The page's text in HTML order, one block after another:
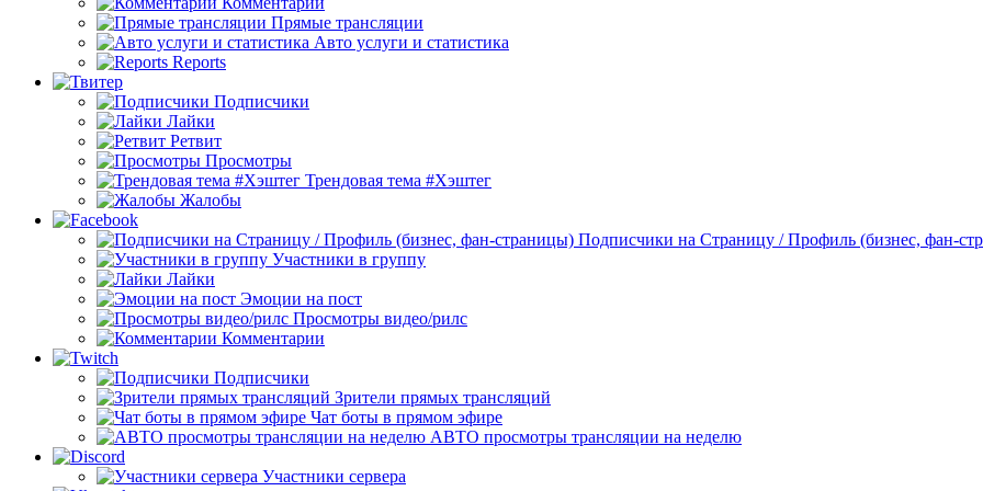
Прямые трансляции
Авто услуги и статистика
Reports
Подписчики
Лайки
Ретвит
Просмотры
Трендовая тема #Хэштег
Жалобы
Подписчики на Страницу / Профиль (бизнес, фан-
Участники в группу
Лайки
Эмоции на пост
Просмотры видео/рилс
Комментарии
Подписчики
Зрители прямых трансляций
Чат боты в прямом эфире
АВТО просмотры трансляции на неделю
Участники сервера